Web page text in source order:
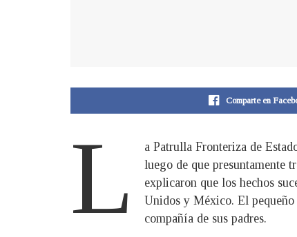
Comparte en
L
a Patrulla Fronteriza de
luego de que presuntamente
explicaron que los hechos
Unidos y México. El
compañía de sus padres.